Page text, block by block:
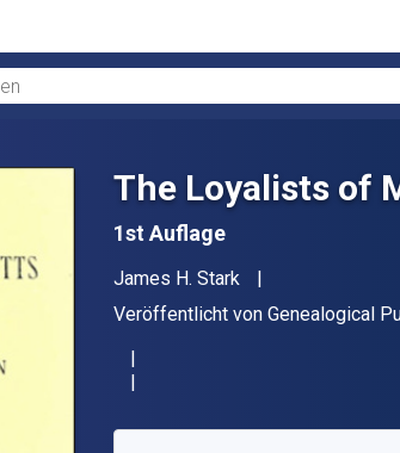
The Loyalists of
1st Auflage
Autor(en)
James H. Stark
Verleger
Veröffentlicht von Genealogical
SKU: